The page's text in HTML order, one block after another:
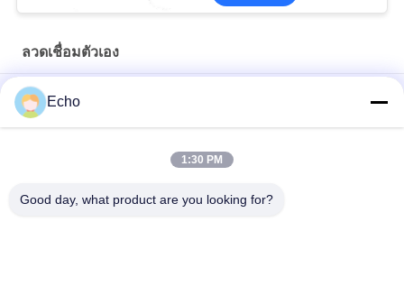
ลวดเชื่อมตัวเอง
AIW 0.14mm สายทองแดงความบริสุทธิ์สูง
Echo
1:30 PM
Good day, what product are you looking for?